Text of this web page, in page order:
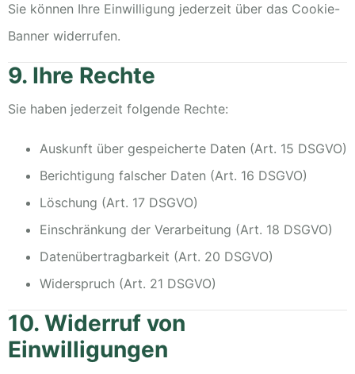
Sie können Ihre Einwilligung jederzeit über das Cookie-
Banner widerrufen.
9. Ihre Rechte
Sie haben jederzeit folgende Rechte:
Auskunft über gespeicherte Daten (Art. 15 DSGVO)
Berichtigung falscher Daten (Art. 16 DSGVO)
Löschung (Art. 17 DSGVO)
Einschränkung der Verarbeitung (Art. 18 DSGVO)
Datenübertragbarkeit (Art. 20 DSGVO)
Widerspruch (Art. 21 DSGVO)
10. Widerruf von
Einwilligungen